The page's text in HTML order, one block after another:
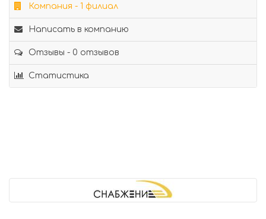
Компания - 1 филиал
Написать в компанию
Отзывы - 0 отзывов
Статистика